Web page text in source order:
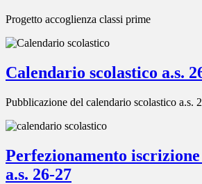
Progetto accoglienza classi prime
Calendario scolastico a.s.
Pubblicazione del calendario scolastico a.s.
Perfezionamento
a.s. 26-27